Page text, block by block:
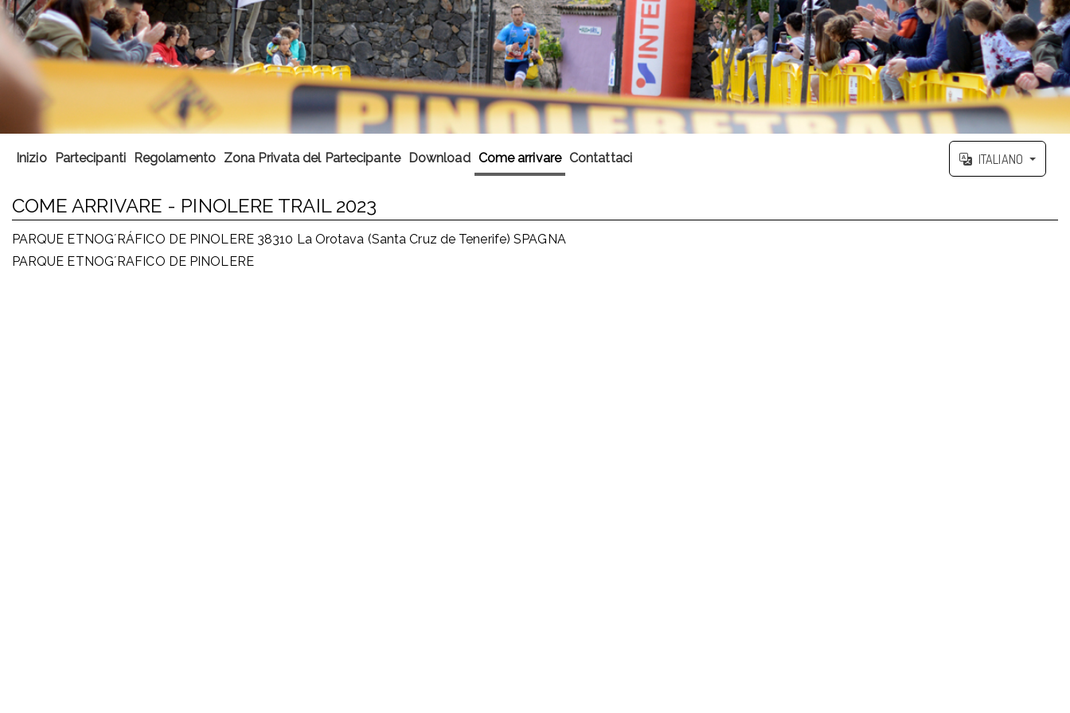
Inizio Partecipanti Regolamento Zona Privata del Partecipante Download Come arrivare Contattaci ITALIANO
COME ARRIVARE - PINOLERE TRAIL 2023
PARQUE ETNOG´RÁFICO DE PINOLERE 38310 La Orotava (Santa Cruz de Tenerife) SPAGNA
PARQUE ETNOG´RAFICO DE PINOLERE